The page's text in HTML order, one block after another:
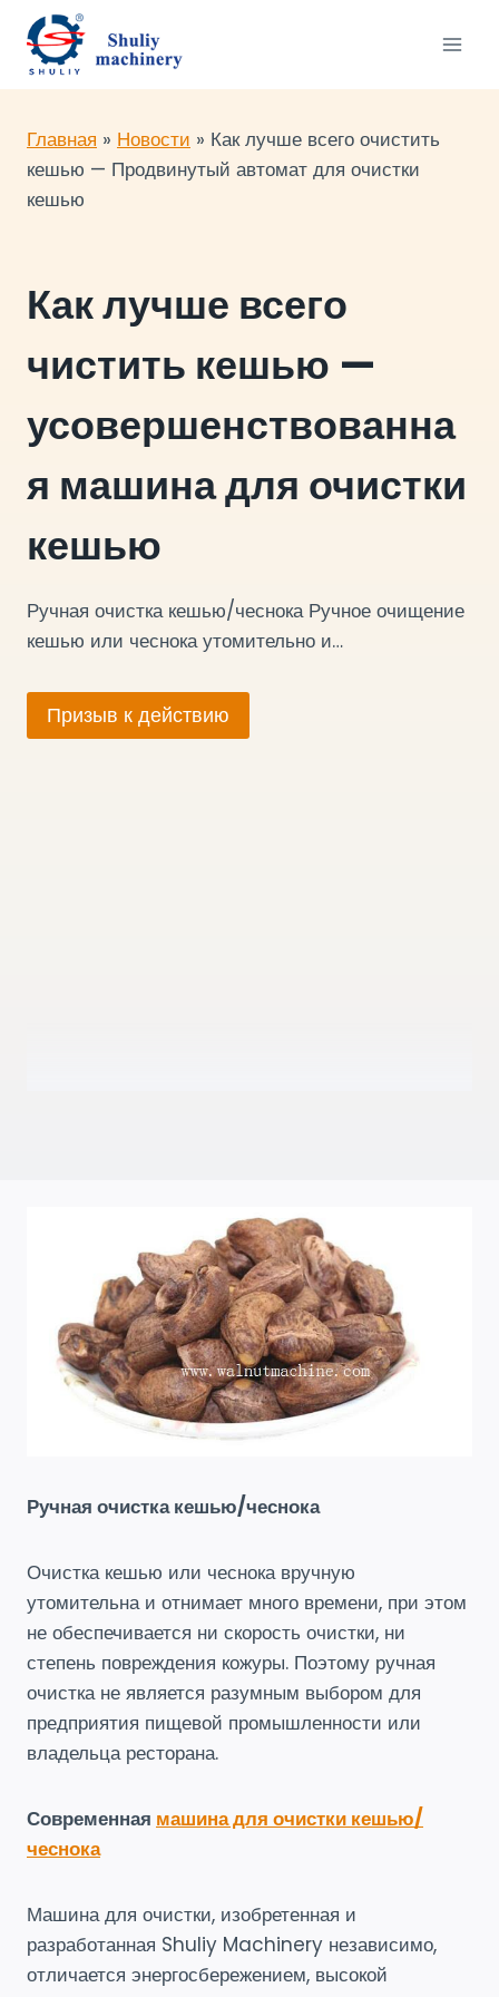
Перейти
содержимому
Главная » Новости » Как лучше всего очистить
кешью — Продвинутый автомат для очистки
кешью
Как лучше всего
чистить кешью —
усовершенствованна
я машина для очистки
кешью
Ручная очистка кешью/чеснока Ручное очищение
кешью или чеснока утомительно и…
Призыв к действию
Ручная очистка кешью/чеснока
Очистка кешью или чеснока вручную
утомительна и отнимает много времени, при этом
не обеспечивается ни скорость очистки, ни
степень повреждения кожуры. Поэтому ручная
очистка не является разумным выбором для
предприятия пищевой промышленности или
владельца ресторана.
Современная машина для очистки кешью/
чеснока
Машина для очистки, изобретенная и
разработанная Shuliy Machinery независимо,
отличается энергосбережением, высокой